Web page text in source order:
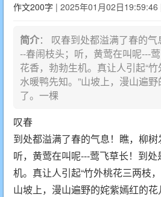
作文200字 | 2025年01月02日
简介： 叹春到处都溢满了春的
--春闹枝头；听，黄莺在叫呢---
花香，勃勃生机。真让人引起“
水暖鸭先知。”山坡上，漫山遍
了。一棵
叹春
到处都溢满了春的气息！瞧，柳树
听，黄莺在叫呢---莺飞草长！到
机。真让人引起“竹外桃花三两枝
山坡上，漫山遍野的姹紫嫣红的